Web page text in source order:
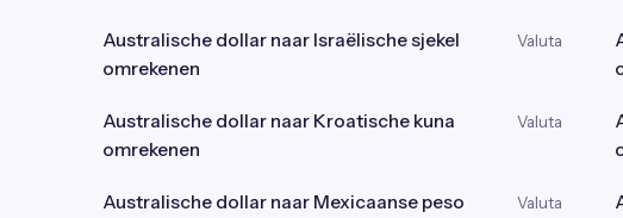
Australische dollar naar Israëlische sjekel
omrekenen
Valuta
Australische dollar naar Kroatische kuna
omrekenen
Valuta
Australische dollar naar Mexicaanse peso
Valuta